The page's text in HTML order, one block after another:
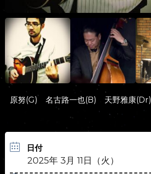
原努(G) 名古路一也(B) 天野雅康(Dr)
日付
2025年 3月 11日（火）